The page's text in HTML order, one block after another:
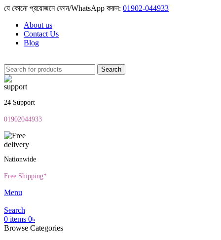
যে কোনো প্রয়োজনে ফোন/WhatsApp করুন: 01902-044933
About us
Contact Us
Blog
Search
24 Support
01902044933
Nationwide
Free Shipping*
Menu
Search
0 items 0৳
Browse Categories